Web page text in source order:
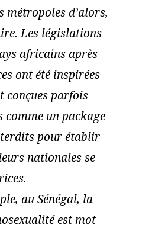
métropoles d’alors,
Les législations
africains après
ont été inspirées
conçues parfois
comme un package
pour établir
nationales se
au Sénégal, la
est mot